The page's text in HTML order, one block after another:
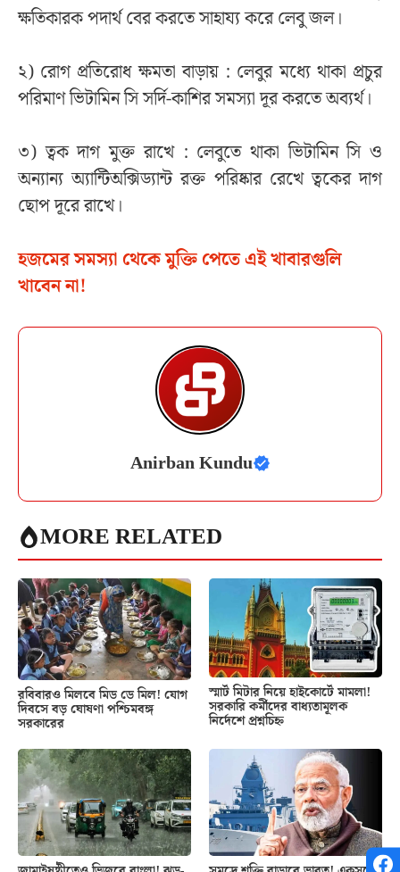
ক্ষতিকারক পদার্থ বের করতে সাহায্য করে লেবু জল।
২) রোগ প্রতিরোধ ক্ষমতা বাড়ায় : লেবুর মধ্যে থাকা প্রচুর
পরিমাণ ভিটামিন সি সর্দি-কাশির সমস্যা দূর করতে অব্যর্থ।
৩) ত্বক দাগ মুক্ত রাখে : লেবুতে থাকা ভিটামিন সি ও
অন্যান্য অ্যান্টিঅক্সিড্যান্ট রক্ত পরিষ্কার রেখে ত্বকের দাগ
ছোপ দূরে রাখে।
হজমের সমস্যা থেকে মুক্তি পেতে এই খাবারগুলি
খাবেন না!
Anirban Kundu
MORE RELATED
রবিবারও মিলবে মিড ডে মিল! যোগ
দিবসে বড় ঘোষণা পশ্চিমবঙ্গ
সরকারের
স্মার্ট মিটার নিয়ে হাইকোর্টে মামলা!
সরকারি কর্মীদের বাধ্যতামূলক
নির্দেশে প্রশ্নচিহ্ন